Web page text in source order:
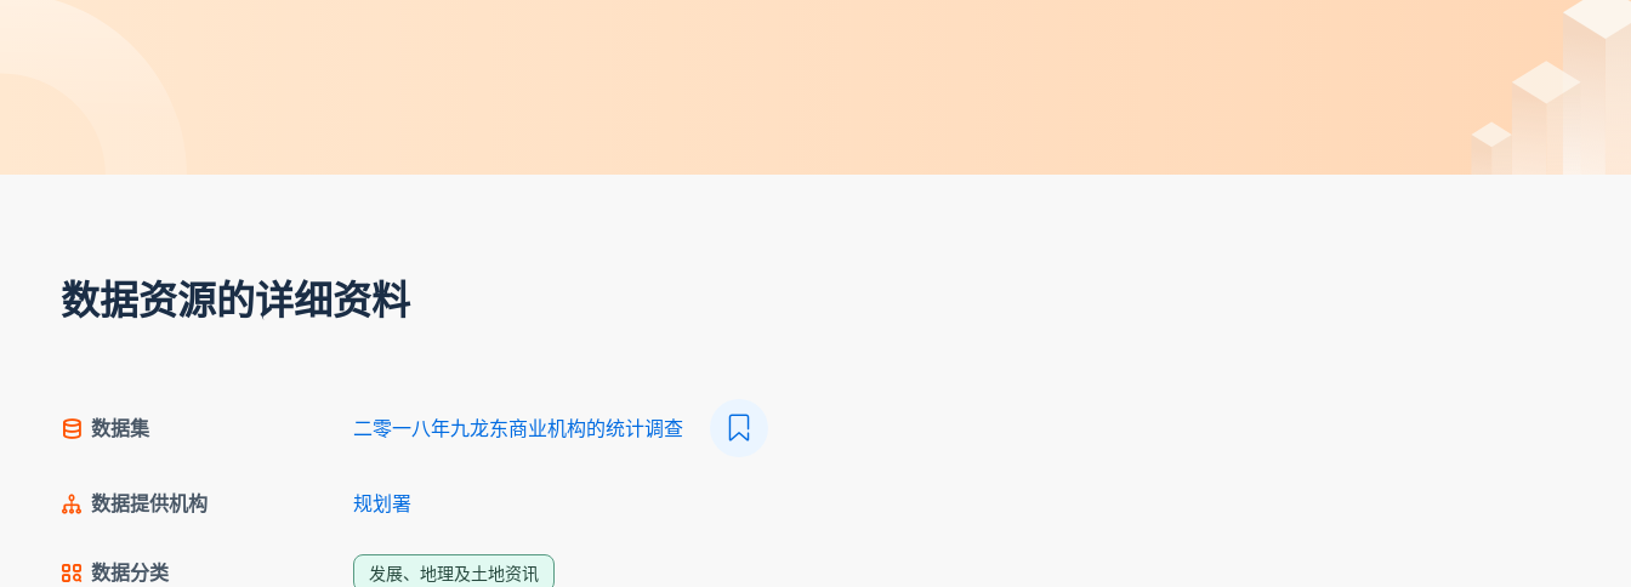
数据资源的详细资料
数据集 二零一八年九龙东商业机构的统计调查
数据提供机构 规划署
数据分类 发展、地理及土地资讯